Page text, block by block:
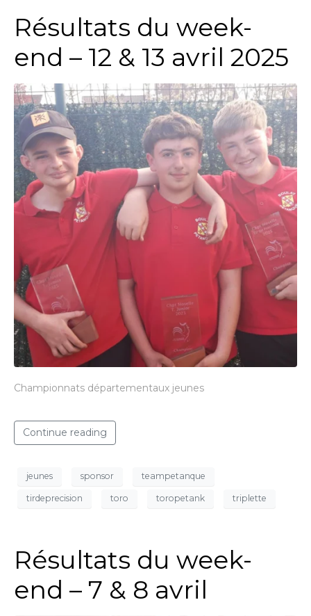
Résultats du week-
end – 12 & 13 avril 2025
Championnats départementaux jeunes
Continue reading
jeunes sponsor teampetanque
tirdeprecision toro toropetank triplette
Résultats du week-
end – 7 & 8 avril